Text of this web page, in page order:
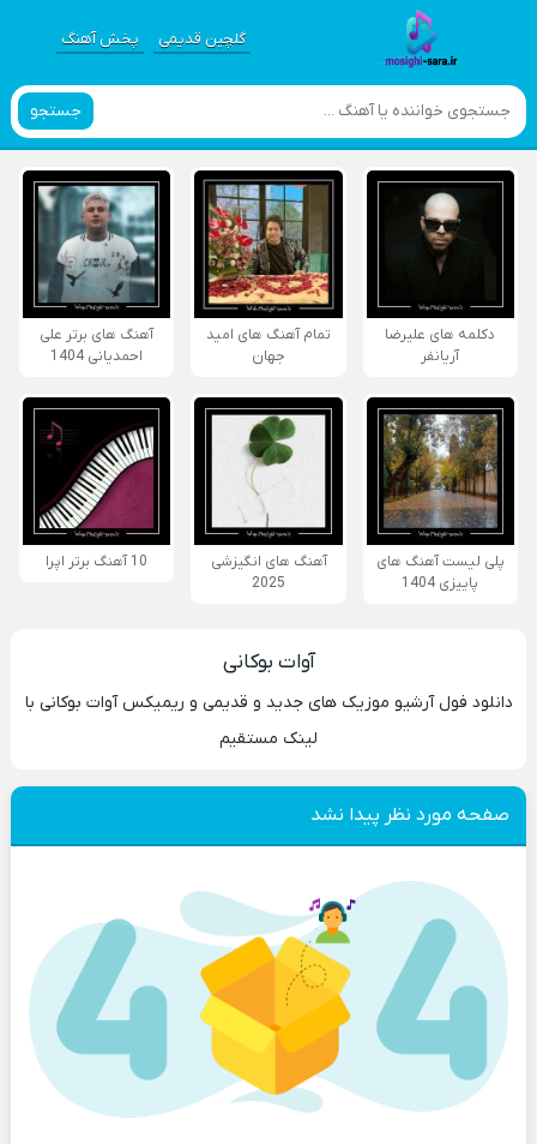
گلچین قدیمی پخش آهنگ
جستجو
دکلمه های علیرضا
آریانفر
تمام آهنگ های امید
جهان
آهنگ های برتر علی
احمدیانی 1404
پلی لیست آهنگ های
پاییزی 1404
آهنگ های انگیزشی
2025
10 آهنگ برتر اپرا
آوات بوکانی
دانلود فول آرشیو موزیک های جدید و قدیمی و ریمیکس آوات بوکانی با
لینک مستقیم
صفحه مورد نظر پیدا نشد